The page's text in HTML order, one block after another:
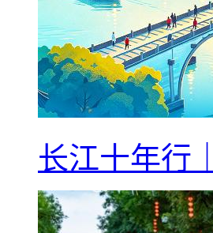
长江十年行